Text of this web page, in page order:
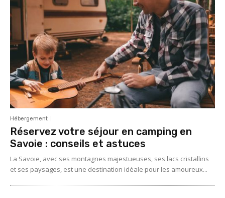
Hébergement
Réservez votre séjour en camping en
Savoie : conseils et astuces
La Savoie, avec ses montagnes majestueuses, ses lacs cristallins
et ses paysages, est une destination idéale pour les amoureux...